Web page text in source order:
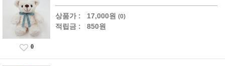
상품가 : 17,000원 (0)
적립금 : 850원
0